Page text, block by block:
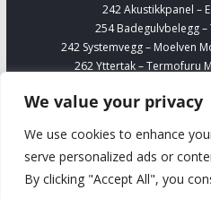
We value your privacy
We use cookies to enhance
serve personalized ads or
By clicking "Accept All", you
242 Akustikkpanel –
254 Badegulvbelegg
242 Systemvegg – Moelven
262 Yttertak – Termofuru
254 Gulvbelegg Forbo
Silisium bronse og
Komplett rustfritt stålrørsystem til